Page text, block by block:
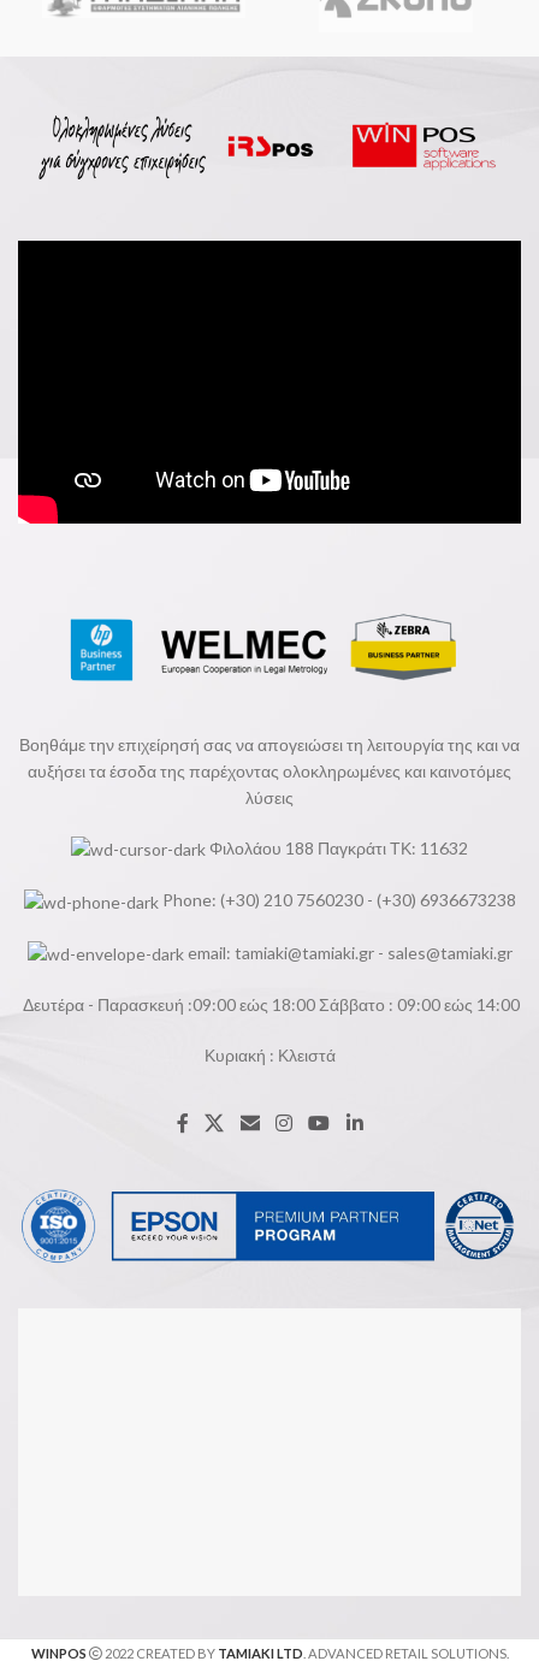
Βοηθάμε την επιχείρησή σας να απογειώσει τη λειτουργία της και να
αυξήσει τα έσοδα της παρέχοντας ολοκληρωμένες και καινοτόμες
λύσεις
Φιλολάου 188 Παγκράτι ΤΚ: 11632
Phone: (+30) 210 7560230 - (+30) 6936673238
email: tamiaki@tamiaki.gr- sales@tamiaki.gr
Δευτέρα - Παρασκευή :09:00 εώς 18:00 Σάββατο : 09:00 εώς 14:00
Κυριακή : Κλειστά
WINPOS 2022 CREATED BY TAMIAKI LTD . ADVANCED RETAIL SOLUTIONS.